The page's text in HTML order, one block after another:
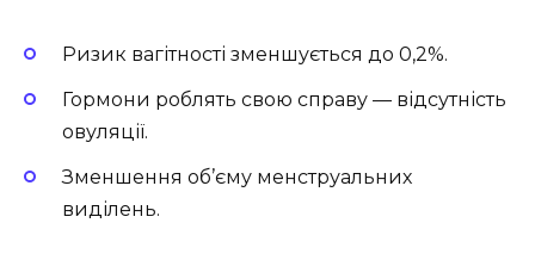
Ризик вагітності зменшується до 0,2%.
Гормони роблять свою справу — відсутність
овуляції.
Зменшення об’єму менструальних
виділень.